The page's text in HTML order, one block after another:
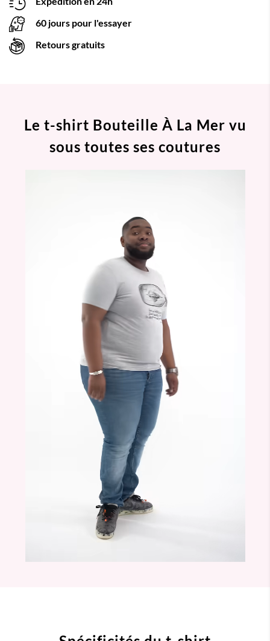
60 jours pour l'essayer
Retours gratuits
Le t-shirt Bouteille À La Mer vu
sous toutes ses coutures